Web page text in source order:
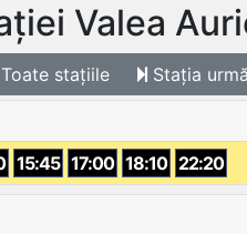
Valea
Toate stațiile Stația
15:45 17:00 18:10 22:20